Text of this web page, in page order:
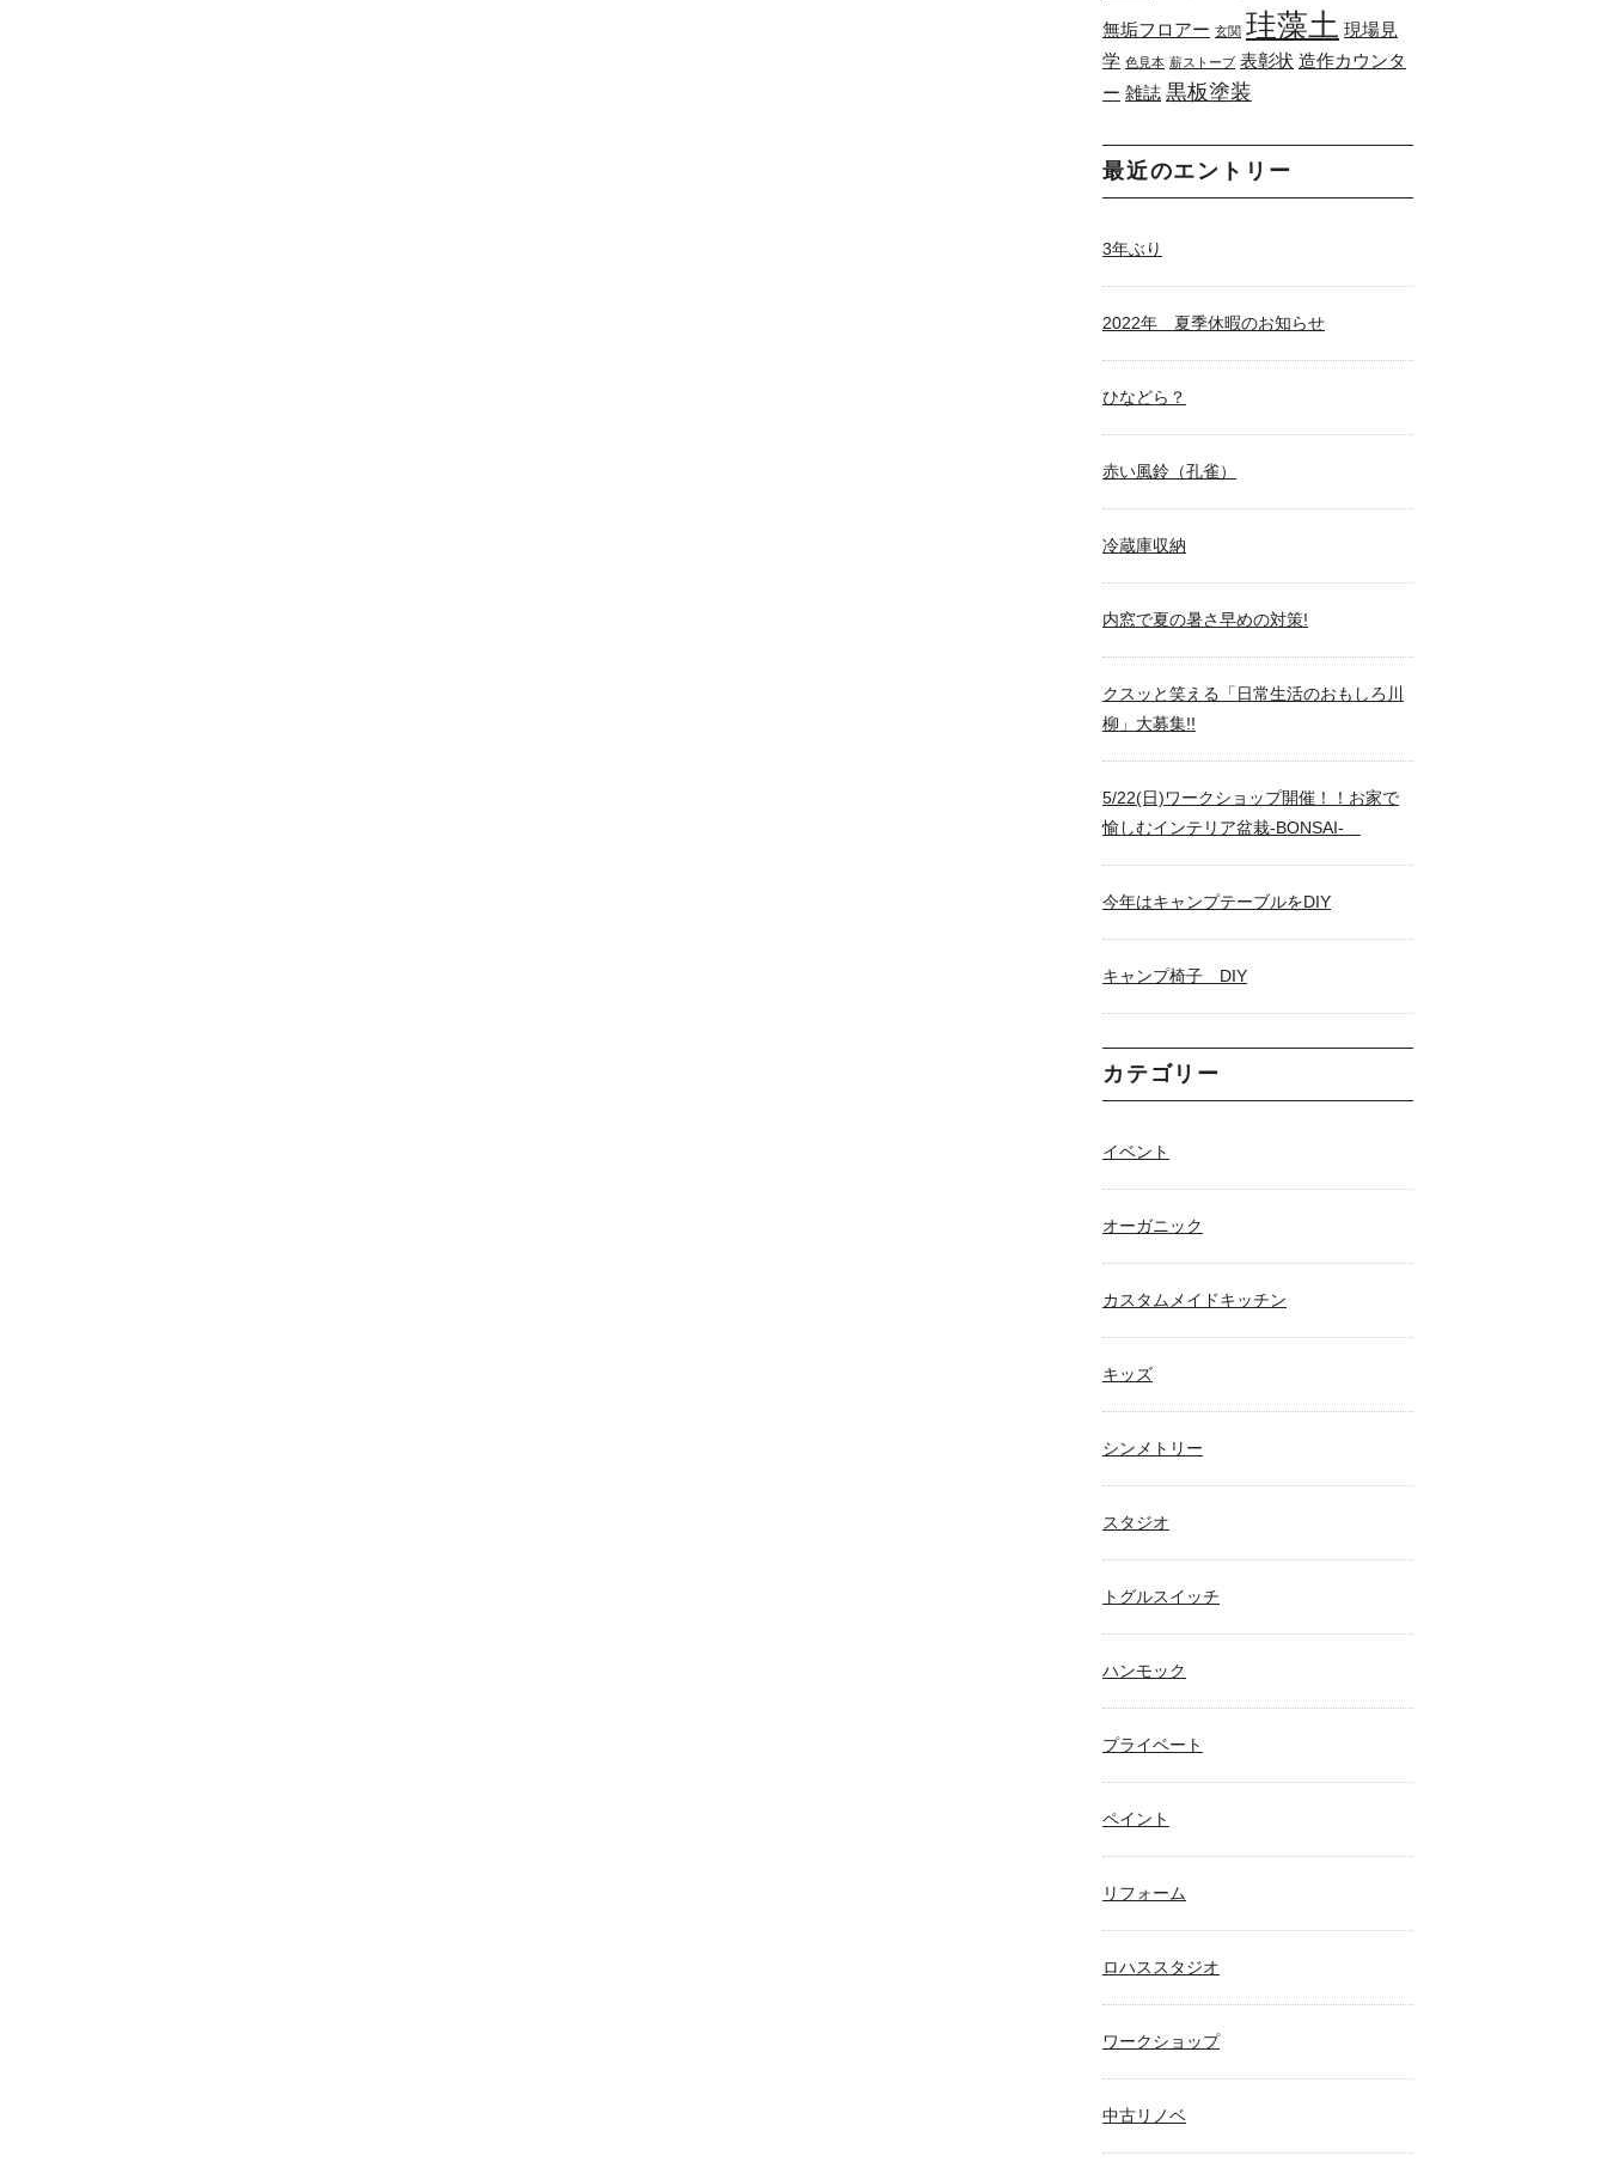
無垢フロアー 玄関 珪藻土 現場見
学 色見本 薪ストーブ 表彰状 造作カウンタ
ー 雑誌 黒板塗装
最近のエントリー
3年ぶり
2022年 夏季休暇のお知らせ
ひなどら？
赤い風鈴（孔雀）
冷蔵庫収納
内窓で夏の暑さ早めの対策!
クスッと笑える「日常生活のおもしろ川
柳」大募集!!
5/22(日)ワークショップ開催！！お家で
愉しむインテリア盆栽-BONSAI-
今年はキャンプテーブルをDIY
キャンプ椅子 DIY
カテゴリー
イベント
オーガニック
カスタムメイドキッチン
キッズ
シンメトリー
スタジオ
トグルスイッチ
ハンモック
プライベート
ペイント
リフォーム
ロハススタジオ
ワークショップ
中古リノベ